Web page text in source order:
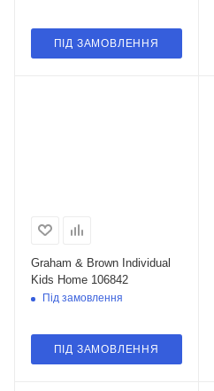
ПІД ЗАМОВЛЕННЯ
Graham & Brown Individual
Kids Home 106842
Під замовлення
ПІД ЗАМОВЛЕННЯ